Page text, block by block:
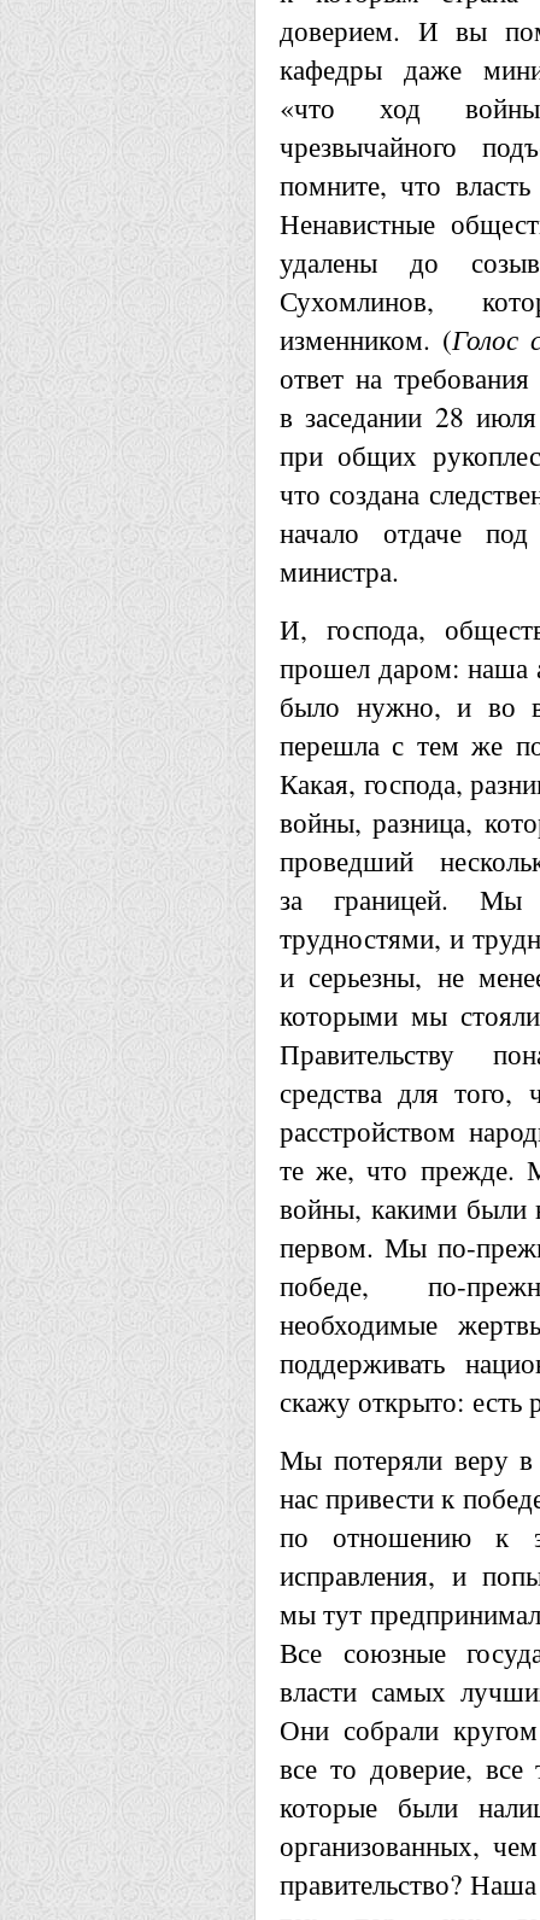
доверием. И вы
кафедры даже
«что ход войны
чрезвычайного
помните, что
Ненавистные
удалены до
Сухомлинов,
изменником. (Голос
ответ на
в заседании 28
при общих
что создана
начало отдаче
министра.
И, господа,
прошел даром: наша
было нужно, и во
перешла с тем же
Какая, господа,
войны, разница,
проведший
за границей. Мы
трудностями, и
и серьезны, не
которыми мы
Правительству
средства для
расстройством
те же, что прежде.
войны, какими
первом. Мы по-
победе, по-
необходимые
поддерживать
скажу открыто: есть
Мы потеряли веру в
нас привести к
по отношению к
исправления, и
мы тут
Все союзные
власти самых
Они собрали кругом
все то доверие, все
которые были
организованных,
правительство?